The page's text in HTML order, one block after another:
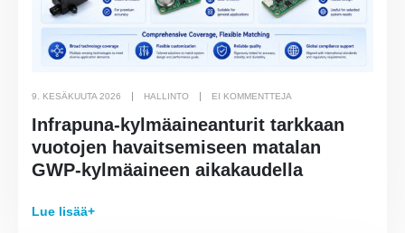
9. KESÄKUUTA 2026 HALLINTO EI KOMMENTTEJA
Infrapuna-kylmäaineanturit tarkkaan
vuotojen havaitsemiseen matalan
GWP-kylmäaineen aikakaudella
Lue lisää+